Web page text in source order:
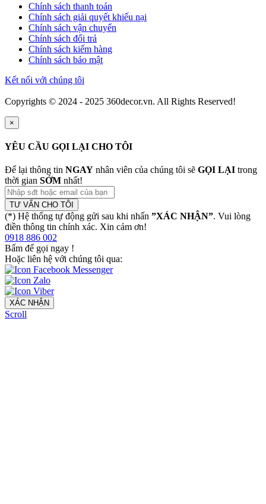
Chính sách thanh toán
Chính sách giải quyết khiếu nại
Chính sách vận chuyển
Chính sách đổi trả
Chính sách kiểm hàng
Chính sách bảo mật
Kết nối với chúng tôi
Copyrights © 2024 - 2025 360decor.vn. All Rights Reserved!
×
YÊU CẦU GỌI LẠI CHO TÔI
Để lại thông tin NGAY nhân viên của chúng tôi sẽ GỌI LẠI trong
thời gian SỚM nhất!
TƯ VẤN CHO TÔI
(*) Hệ thống tự động gửi sau khi nhấn ”XÁC NHẬN”. Vui lòng
điền thông tin chính xác. Xin cảm ơn!
0918 886 002
Bấm để gọi ngay !
Hoặc liên hệ với chúng tôi qua:
XÁC NHẬN
Scroll